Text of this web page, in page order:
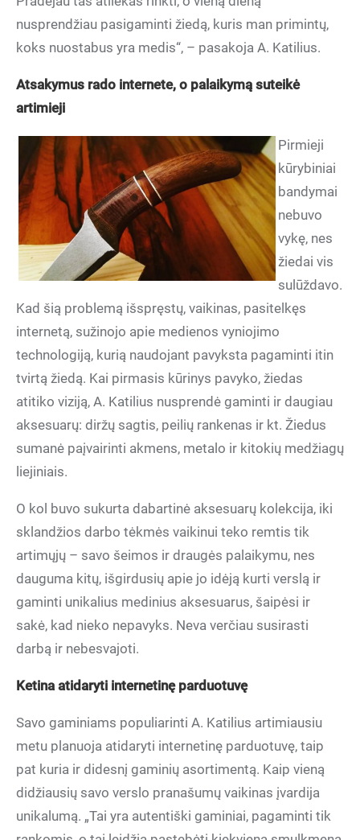
nusprendžiau pasigaminti žiedą, kuris man primintų,
koks nuostabus yra medis“, – pasakoja A. Katilius.
Atsakymus rado internete, o palaikymą suteikė
artimieji
Pirmieji
kūrybiniai
bandymai
nebuvo
vykę, nes
žiedai vis
sulūždavo.
Kad šią problemą išspręstų, vaikinas, pasitelkęs
internetą, sužinojo apie medienos vyniojimo
technologiją, kurią naudojant pavyksta pagaminti itin
tvirtą žiedą. Kai pirmasis kūrinys pavyko, žiedas
atitiko viziją, A. Katilius nusprendė gaminti ir daugiau
aksesuarų: diržų sagtis, peilių rankenas ir kt. Žiedus
sumanė paįvairinti akmens, metalo ir kitokių medžiagų
liejiniais.
O kol buvo sukurta dabartinė aksesuarų kolekcija, iki
sklandžios darbo tėkmės vaikinui teko remtis tik
artimųjų – savo šeimos ir draugės palaikymu, nes
dauguma kitų, išgirdusių apie jo idėją kurti verslą ir
gaminti unikalius medinius aksesuarus, šaipėsi ir
sakė, kad nieko nepavyks. Neva verčiau susirasti
darbą ir nebesvajoti.
Ketina atidaryti internetinę parduotuvę
Savo gaminiams populiarinti A. Katilius artimiausiu
metu planuoja atidaryti internetinę parduotuvę, taip
pat kuria ir didesnį gaminių asortimentą. Kaip vieną
didžiausių savo verslo pranašumų vaikinas įvardija
unikalumą. „Tai yra autentiški gaminiai, pagaminti tik